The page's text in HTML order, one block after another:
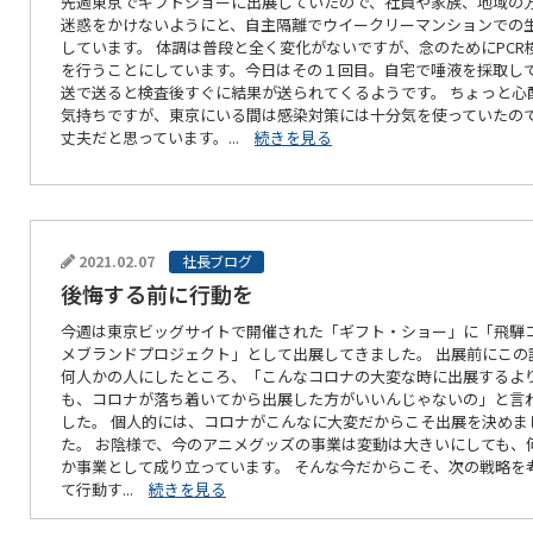
迷惑をかけないようにと、自主隔離でウイークリーマンションでの
しています。 体調は普段と全く変化がないですが、念のためにPCR
を行うことにしています。今日はその１回目。自宅で唾液を採取し
送で送ると検査後すぐに結果が送られてくるようです。 ちょっと心
気持ちですが、東京にいる間は感染対策には十分気を使っていたの
丈夫だと思っています。... 続きを見る
2021.02.07 社長ブログ
後悔する前に行動を
今週は東京ビッグサイトで開催された「ギフト・ショー」に「飛騨
メブランドプロジェクト」として出展してきました。 出展前にこの
何人かの人にしたところ、「こんなコロナの大変な時に出展するよ
も、コロナが落ち着いてから出展した方がいいんじゃないの」と言
した。 個人的には、コロナがこんなに大変だからこそ出展を決めま
た。 お陰様で、今のアニメグッズの事業は変動は大きいにしても、
か事業として成り立っています。 そんな今だからこそ、次の戦略を
て行動す... 続きを見る